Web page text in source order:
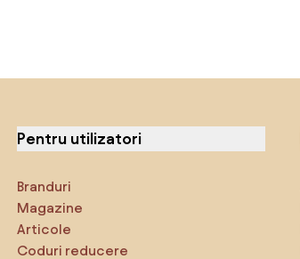
Pentru utilizatori
Branduri
Magazine
Articole
Coduri reducere